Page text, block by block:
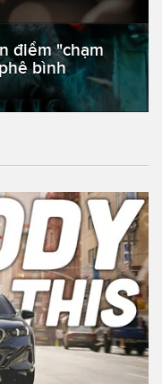
điểm "chạm
bình